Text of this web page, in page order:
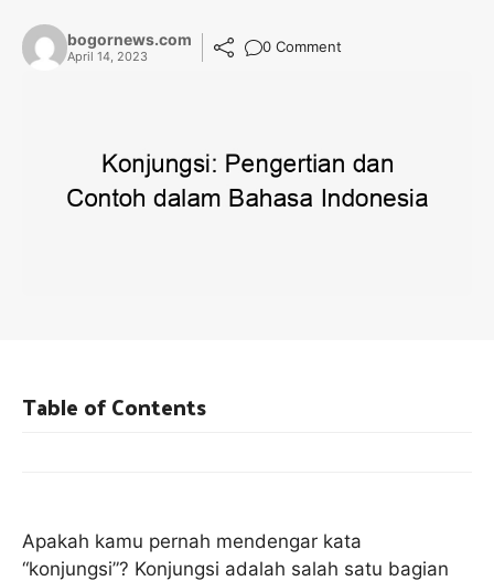
bogornews.com
April 14, 2023
0 Comment
Apakah kamu pernah mendengar kata
“konjungsi”? Konjungsi adalah salah satu bagian
Table of Contents